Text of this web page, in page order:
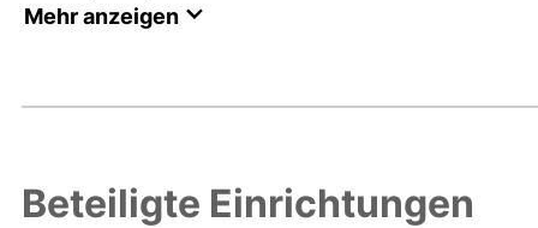
Mehr anzeigen
Beteiligte Einrichtungen